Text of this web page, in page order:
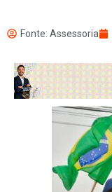
Fonte: Assessoria